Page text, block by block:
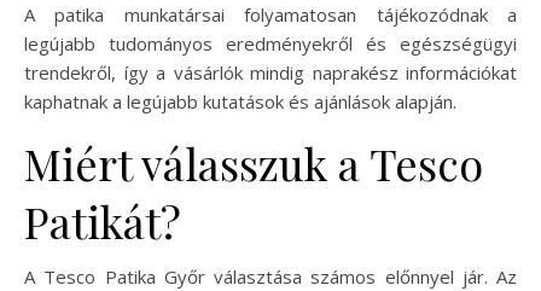
A patika munkatársai folyamatosan tájékozódnak a
legújabb tudományos eredményekről és egészségügyi
trendekről, így a vásárlók mindig naprakész információkat
kaphatnak a legújabb kutatások és ajánlások alapján.
Miért válasszuk a Tesco
Patikát?
A Tesco Patika Győr választása számos előnnyel jár. Az